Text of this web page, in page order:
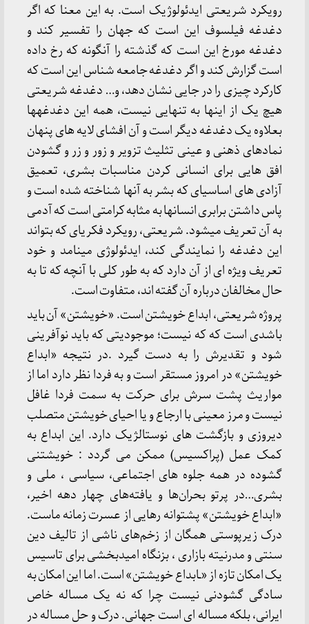
رویکرد شریعتی ایدئولوژیک است. به این معنا که اگر
دغدغه فیلسوف این است که جهان را تفسیر کند و
دغدغه مورخ این است که گذشته را آنگونه که رخ داده
است گزارش کند و اگر دغدغه جامعه شناس این است که
کارکرد چیزی را در جایی نشان دهد، و… دغدغه شریعتی
هیچ یک از اینها به تنهایی نیست، همه این دغدغه­ها
بعلاوه یک دغدغه دیگر است و آن افشای لایه های پنهان
نمادهای ذهنی و عینی تثلیث تزویر و زور و زر و گشودن
افق هایی برای انسانی کردن مناسبات بشری، تعمیق
آزادی های اساسی­ای که بشر به آنها شناخته شده است و
پاس داشتن برابری انسانها به مثابه کرامتی است که آدمی
به آن تعریف می­شود. شریعتی، رویکرد فکری­ای که بتواند
این دغدغه را نمایندگی کند، ایدئولوژی می­نامد و خود
تعریف ویژه ای از آن دارد که به طور کلی با آنچه که تا به
حال مخالفان درباره آن گفته اند، متفاوت است.
پروژه شریعتی، ابداع خویشتن است. «خویشتن» آن باید
باشدی است که که نیست؛ موجودیتی که باید نوآفرینی
شود و تقدیرش را به دست گیرد .در نتیجه «ابداع
خویشتن» در امروز مستقر است و به فردا نظر دارد اما از
مواریث پشت سرش برای حرکت به سمت فردا غافل
نیست و مرز معینی با ارجاع و یا احیای خویشتن متصلب
دیروزی و بازگشت های نوستالژیک دارد. این ابداع به
کمک عمل (پراکسیس) ممکن می گردد : خویشتنی
گشوده در همه جلوه های اجتماعی، سیاسی ، ملی و
بشری…در پرتو بحران‌ها و یافته‌های چهار دهه اخیر،
«ابداع خویشتن» پشتوانه رهایی از عسرت زمانه ماست.
درک زیرپوستی همگان از زخم‌های ناشی از تالیف دین
سنتی و مدرنیته بازاری ، بزنگاه امیدبخشی برای تاسیس
یک امکان تازه از «ـابداع خویشتن» است. اما این امکان به
سادگی گشودنی نیست چرا که نه یک مساله خاص
ایرانی، بلکه مساله ای است جهانی. درک و حل مساله در